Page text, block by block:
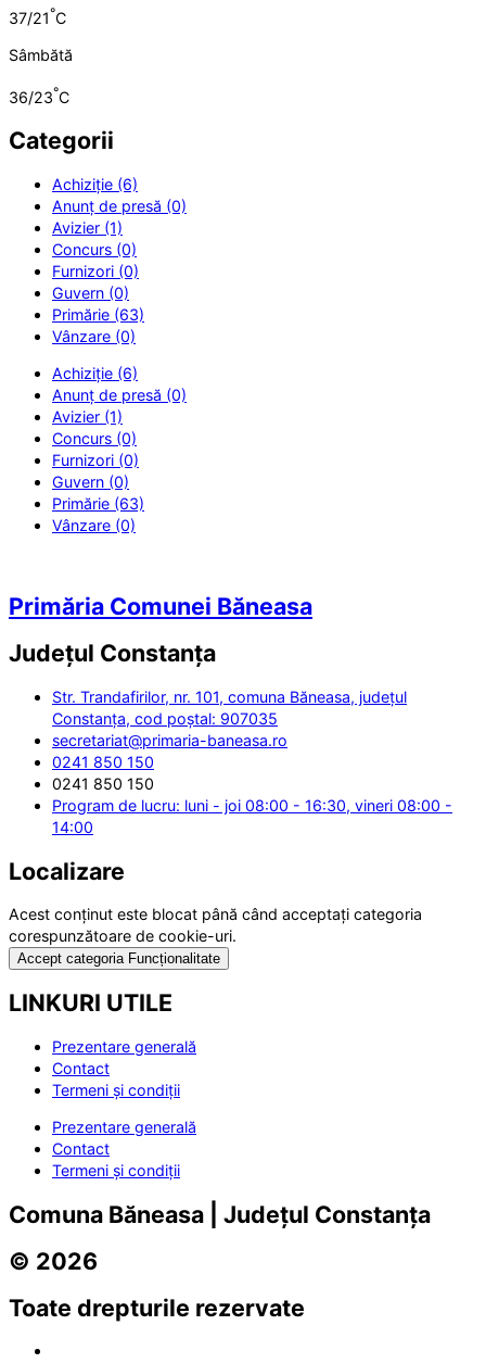
37/21°C
Sâmbătă
36/23°C
Categorii
Achiziție (6)
Anunț de presă (0)
Avizier (1)
Concurs (0)
Furnizori (0)
Guvern (0)
Primărie (63)
Vânzare (0)
Achiziție (6)
Anunț de presă (0)
Avizier (1)
Concurs (0)
Furnizori (0)
Guvern (0)
Primărie (63)
Vânzare (0)
Primăria Comunei Băneasa
Județul Constanța
Str. Trandafirilor, nr. 101, comuna Băneasa, județul
Constanța, cod poștal: 907035
secretariat@primaria-baneasa.ro
0241 850 150
0241 850 150
Program de lucru: luni - joi 08:00 - 16:30, vineri 08:00 -
14:00
Localizare
Acest conținut este blocat până când acceptați categoria
corespunzătoare de cookie-uri.
Accept categoria Funcționalitate
LINKURI UTILE
Prezentare generală
Contact
Termeni și condiții
Prezentare generală
Contact
Termeni și condiții
Comuna Băneasa | Județul Constanța
© 2026
Toate drepturile rezervate